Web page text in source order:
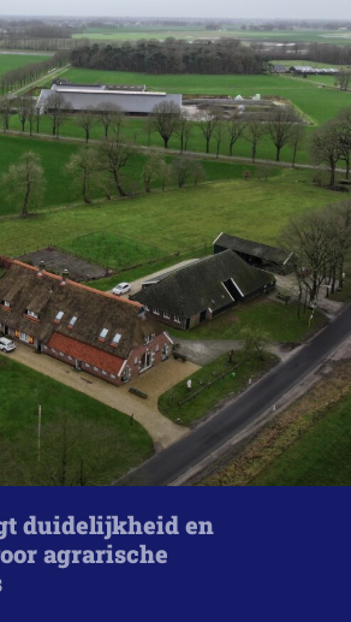
duidelijkheid en
agrarische